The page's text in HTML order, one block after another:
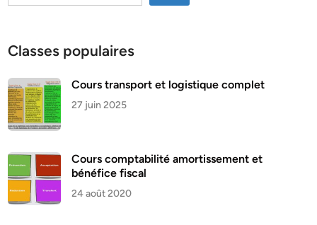
Classes populaires
Cours transport et logistique complet
27 juin 2025
Cours comptabilité amortissement et
bénéfice fiscal
24 août 2020